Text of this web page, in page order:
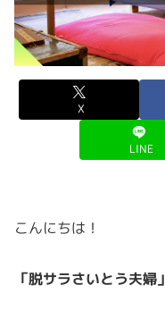
X
LINE
こんにちは！
「脱サラさいとう夫婦」